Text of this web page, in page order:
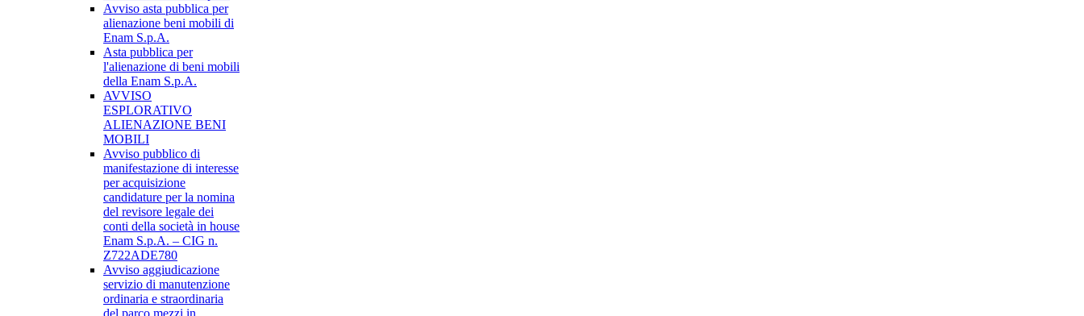
Avviso asta pubblica per
alienazione beni mobili di
Enam S.p.A.
Asta pubblica per
l'alienazione di beni mobili
della Enam S.p.A.
AVVISO
ESPLORATIVO
ALIENAZIONE BENI
MOBILI
Avviso pubblico di
manifestazione di interesse
per acquisizione
candidature per la nomina
del revisore legale dei
conti della società in house
Enam S.p.A. – CIG n.
Z722ADE780
Avviso aggiudicazione
servizio di manutenzione
ordinaria e straordinaria
del parco mezzi in